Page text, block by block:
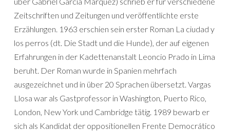
Zeitschriften und Zeitungen und veröffentlichte erste
Erzählungen. 1963 erschien sein erster Roman La ciudad y
los perros (dt. Die Stadt und die Hunde), der auf eigenen
Erfahrungen in der Kadettenanstalt Leoncio Prado in Lima
beruht. Der Roman wurde in Spanien mehrfach
ausgezeichnet und in über 20 Sprachen übersetzt. Vargas
Llosa war als Gastprofessor in Washington, Puerto Rico,
London, New York und Cambridge tätig. 1989 bewarb er
sich als Kandidat der oppositionellen Frente Democrático